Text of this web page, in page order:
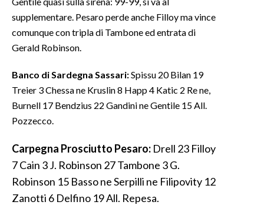
supplementare. Pesaro perde anche Filloy ma vince
comunque con tripla di Tambone ed entrata di
Gerald Robinson.
Banco di Sardegna Sassari:Spissu 20 Bilan 19
Treier 3 Chessa ne Kruslin 8 Happ 4 Katic 2 Re ne,
Burnell 17 Bendzius 22 Gandini ne Gentile 15 All.
Pozzecco.
Carpegna Prosciutto Pesaro: Drell 23 Filloy
7 Cain 3 J. Robinson 27 Tambone 3 G.
Robinson 15 Basso ne Serpilli ne Filipovity 12
Zanotti 6 Delfino 19 All. Repesa.